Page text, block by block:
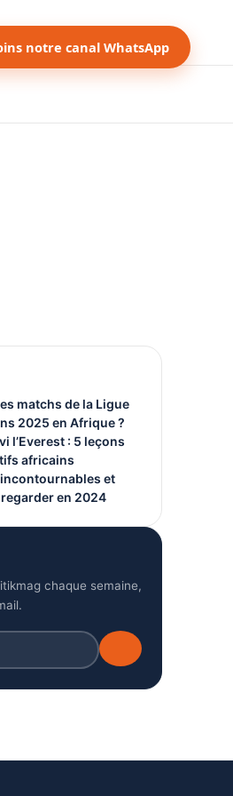
notre canal WhatsApp
matchs de la Ligue
2025 en Afrique ?
l’Everest : 5 leçons
africains
et
en 2024
chaque semaine,